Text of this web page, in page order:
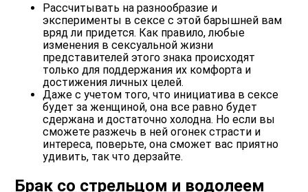
Рассчитывать на разнообразие и
эксперименты в сексе с этой барышней вам
вряд ли придется. Как правило, любые
изменения в сексуальной жизни
представителей этого знака происходят
только для поддержания их комфорта и
достижения личных целей.
Даже с учетом того, что инициатива в сексе
будет за женщиной, она все равно будет
сдержана и достаточно холодна. Но если вы
сможете разжечь в ней огонек страсти и
интереса, поверьте, она сможет вас приятно
удивить, так что дерзайте.
Брак со стрельцом и водолеем